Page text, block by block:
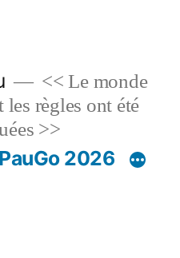
<< Le monde
règles ont été
>>
2026